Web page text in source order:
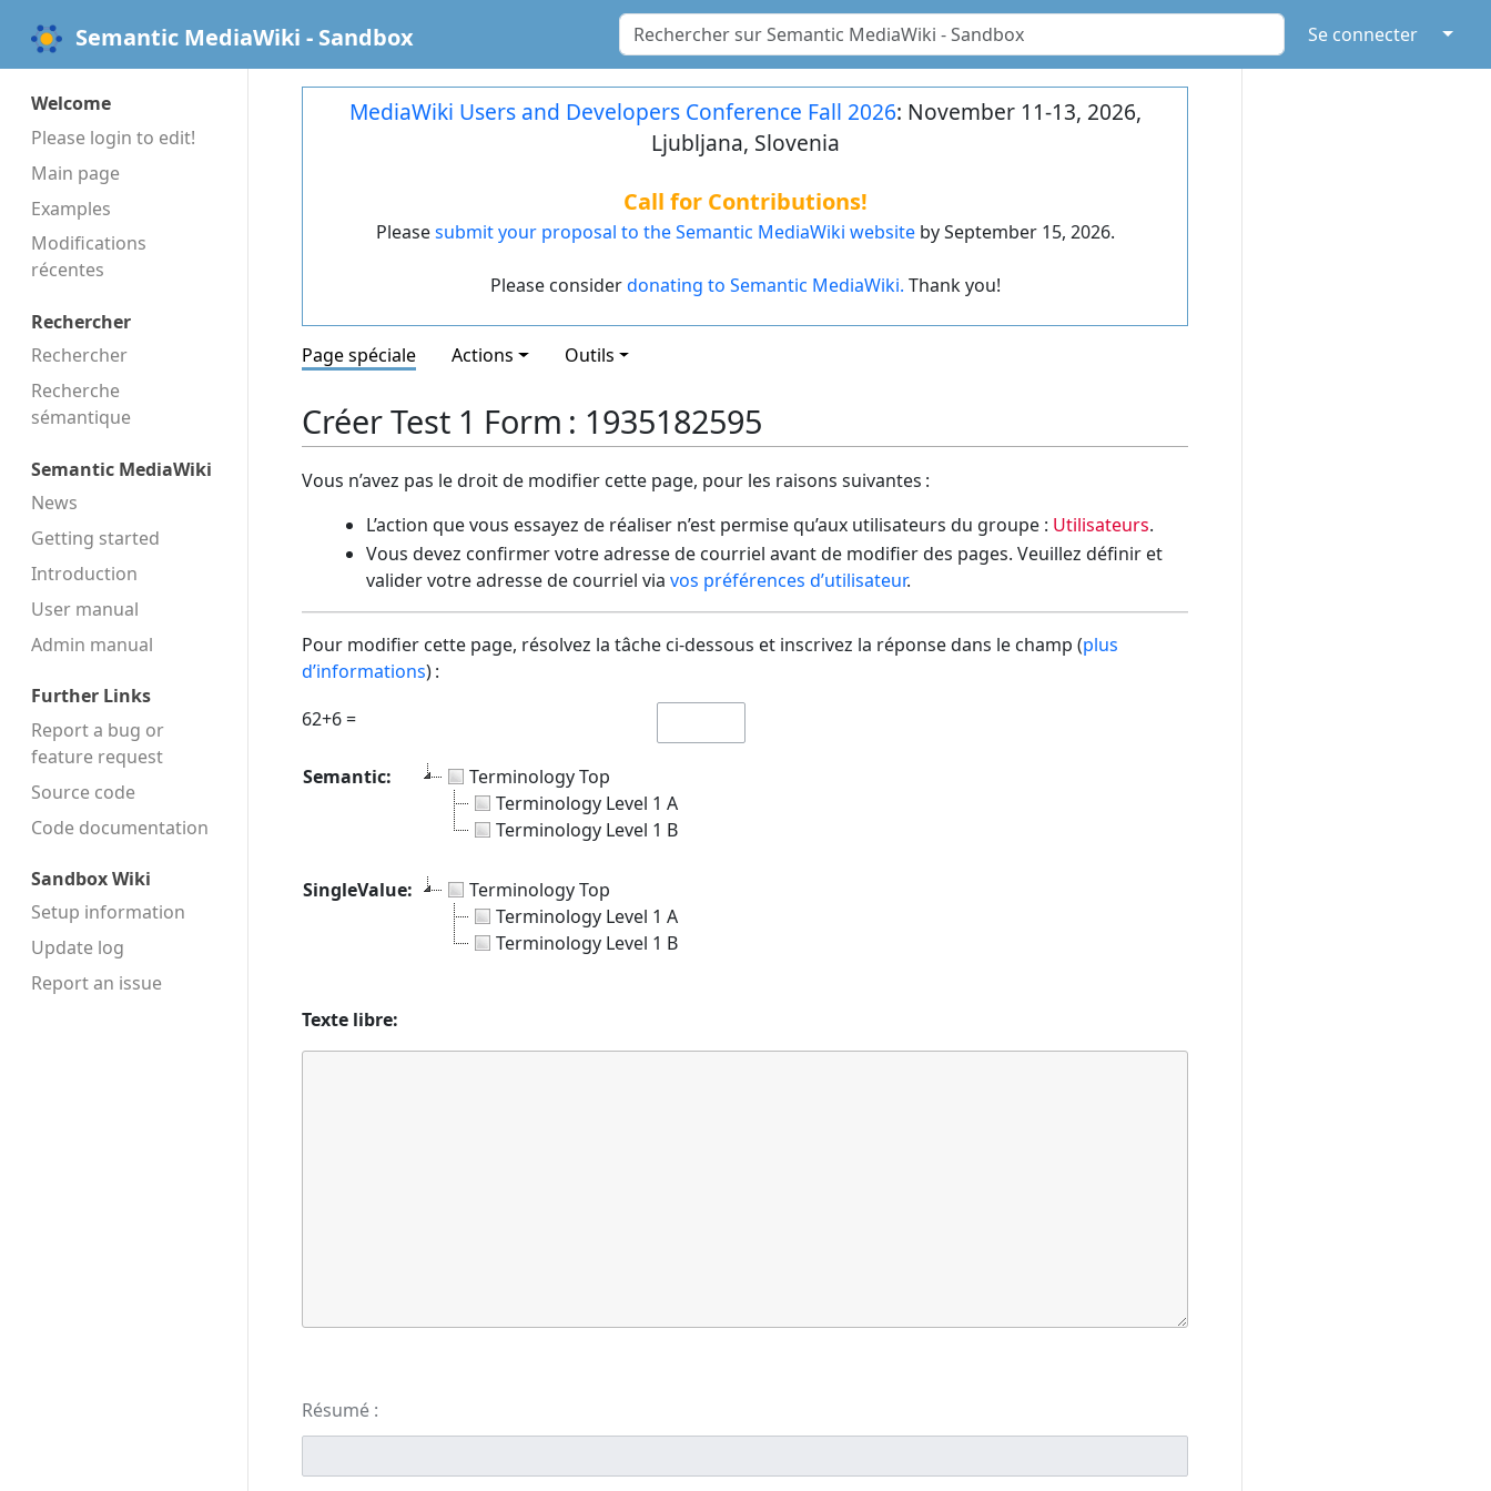
Semantic MediaWiki - Sandbox Se connecter ↓
Welcome
Please login to edit!
Main page
Examples
Modifications
récentes
Rechercher
Rechercher
Recherche
sémantique
Semantic MediaWiki
News
Getting started
Introduction
User manual
Admin manual
Further Links
Report a bug or
feature request
Source code
Code docu­mentation
Sandbox Wiki
Setup information
Update log
Report an issue
MediaWiki Users and Developers Conference Fall 2026: November 11-13, 2026,
Ljubljana, Slovenia
Call for Contributions!
Pleasesubmit your proposal to the Semantic MediaWiki websiteby September 15, 2026.
Please considerdonating to Semantic MediaWiki. Thank you!
Page spéciale Actions Outils
Créer Test 1 Form : 1935182595
Vous n’avez pas le droit de modifier cette page, pour les raisons suivantes :
L’action que vous essayez de réaliser n’est permise qu’aux utilisateurs du groupe : Utilisateurs.
Vous devez confirmer votre adresse de courriel avant de modifier des pages. Veuillez définir et
valider votre adresse de courriel via vos préférences d’utilisateur.
Pour modifier cette page, résolvez la tâche ci-dessous et inscrivez la réponse dans le champ (plus
d’informations) :
62+6 =
Semantic:
Terminology Top
Terminology Level 1 A
Terminology Level 1 B
SingleValue:
Terminology Top
Terminology Level 1 A
Terminology Level 1 B
Texte libre:
Résumé :